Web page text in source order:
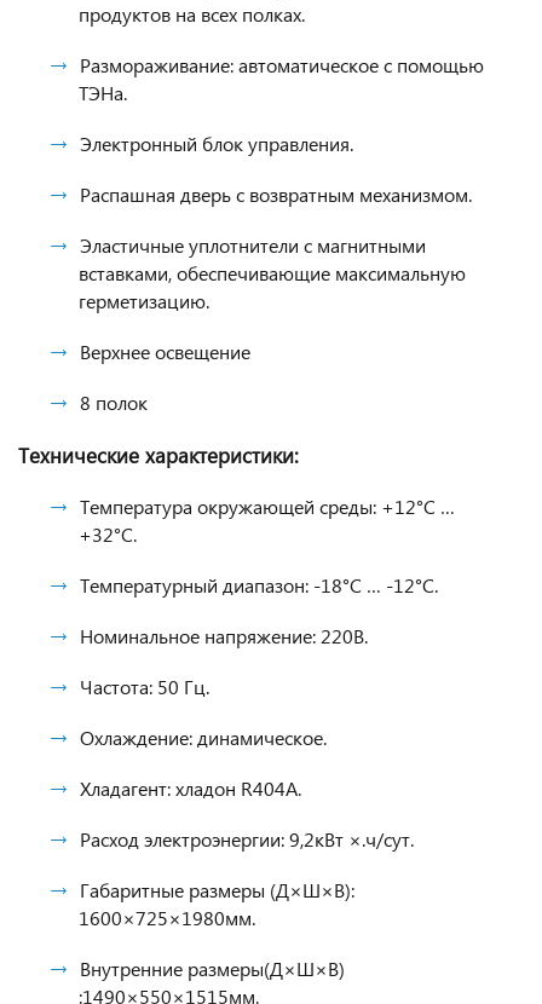
продуктов на всех полках.
Размораживание: автоматическое с помощью
ТЭНа.
Электронный блок управления.
Распашная дверь с возвратным механизмом.
Эластичные уплотнители с магнитными
вставками, обеспечивающие максимальную
герметизацию.
Верхнее освещение
8 полок
Технические характеристики:
Температура окружающей среды: +12°С …
+32°С.
Температурный диапазон: -18°С … -12°С.
Номинальное напряжение: 220В.
Частота: 50 Гц.
Охлаждение: динамическое.
Хладагент: хладон R404A.
Расход электроэнергии: 9,2кВт ×.ч/сут.
Габаритные размеры (Д×Ш×В):
1600×725×1980мм.
Внутренние размеры(Д×Ш×В)
:1490×550×1515мм.